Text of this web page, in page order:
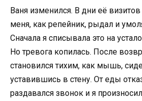
Ваня изменился. В дни её
меня, как репейник, рыдал и
Сначала я списывала это на
Но тревога копилась. После
становился тихим, как мышь,
уставившись в стену. От еды
раздавался звонок и я